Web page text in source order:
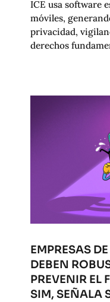
ICE usa software
móviles,
privacidad,
derechos
EMPRESAS
DEBEN
PREVENIR EL
SIM, SEÑALA